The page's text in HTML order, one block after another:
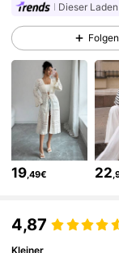
4,77 3M
4,77
4,77
Dieser
Folgen
19,49€ 22
4,87
Kleiner